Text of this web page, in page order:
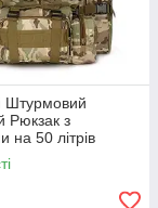
Штурмовий
Рюкзак з
на 50 літрів